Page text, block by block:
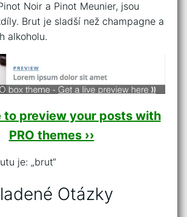
Noir a Pinot Meunier, jsou
Brut je sladší než champagne a
alkoholu.
to preview your posts with
PRO themes ››
je: „brut“
Otázky